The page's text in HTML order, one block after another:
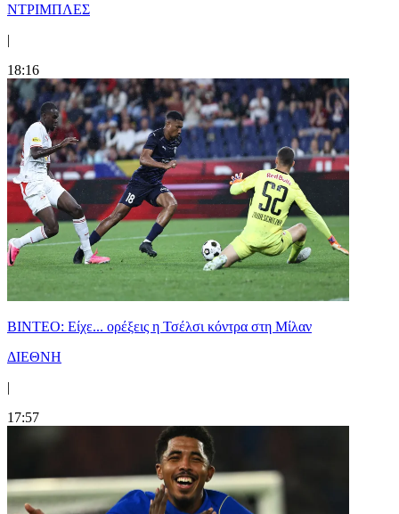
ΝΤΡΙΜΠΛΕΣ
|
18:16
BINTEO: Είχε... ορέξεις η Τσέλσι κόντρα στη Μίλαν
ΔΙΕΘΝΗ
|
17:57